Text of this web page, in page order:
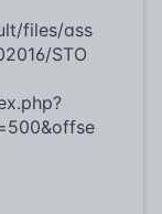
files/ass
STO